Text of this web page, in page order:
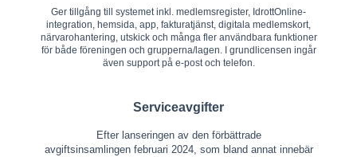
Ger tillgång till systemet inkl. medlemsregister, IdrottOnline-
integration, hemsida, app, fakturatjänst, digitala medlemskort,
närvarohantering, utskick och många fler användbara funktioner
för både föreningen och grupperna/lagen. I grundlicensen ingår
även support på e-post och telefon.
Serviceavgifter
Efter lanseringen av den förbättrade
avgiftsinsamlingen februari 2024, som bland annat innebär